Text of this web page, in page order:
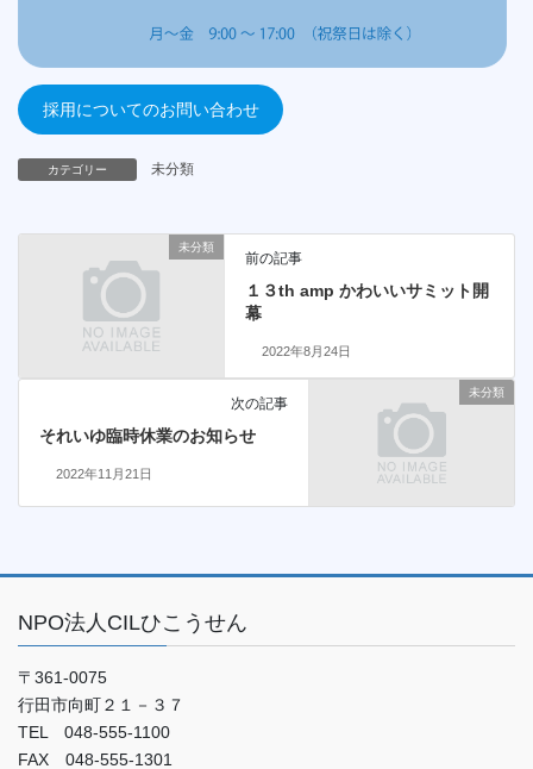
採用についてのお問い合わせ
カテゴリー 未分類
未分類
前の記事
１３th amp かわいいサミット開
幕
2022年8月24日
未分類
次の記事
それいゆ臨時休業のお知らせ
2022年11月21日
NPO法人CILひこうせん
〒361-0075
行田市向町２１－３７
TEL 048-555-1100
FAX 048-555-1301